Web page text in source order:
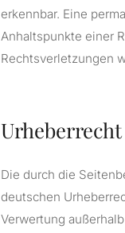
erkennbar. Eine
Anhaltspunkte einer
Rechtsverletzungen
Urheberrecht
Die durch die
deutschen
Verwertung